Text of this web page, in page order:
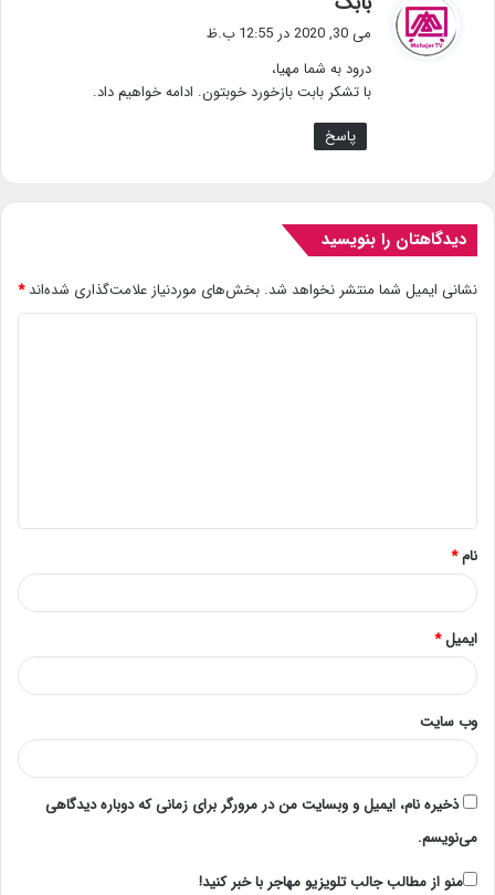
ف
:
می 30, 2020 در 12:55 ب.ظ
درود به شما مهیا،
با تشکر بابت بازخورد خوبتون. ادامه خواهیم داد.
پاسخ
دیدگاهتان را بنویسید
نشانی ایمیل شما منتشر نخواهد شد. بخش‌های موردنیاز علامت‌گذاری شده‌اند*
نام*
ایمیل*
وب‌ سایت
ذخیره نام، ایمیل و وبسایت من در مرورگر برای زمانی که دوباره دیدگاهی
می‌نویسم.
منو از مطالب جالب تلویزیو مهاجر با خبر کنید!